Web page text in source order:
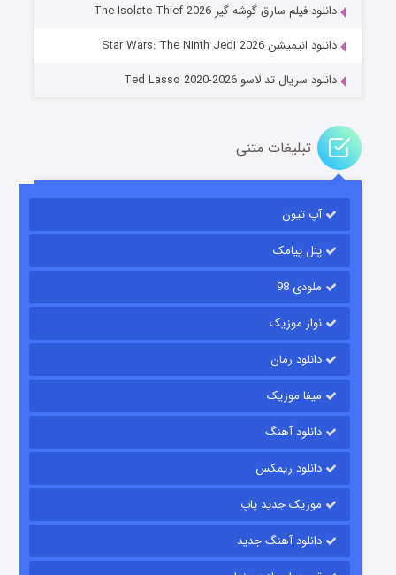
قسمت۶ (زیرنویس) منتشر شد
باب اسفنجی فصل ۱۷
قسمت
دانلود فیلم سارق گوشه گیر The Isolate Thief 2026
دانلود انیمیشن Star Wars: The Ninth Jedi 2026
دانلود سریال تد لاسو Ted Lasso 2020-2026
تبلیغات متنی
آپ تیون
پنل پیامک
ملودی 98
نواز موزیک
دانلود رمان
میفا موزیک
دانلود آهنگ
دانلود ریمکس
موزیک جدید پاپ
دانلود آهنگ جدید